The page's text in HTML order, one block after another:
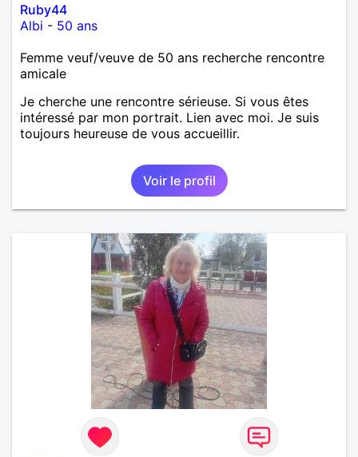
Ruby44
Albi - 50 ans
Femme veuf/veuve de 50 ans recherche rencontre
amicale
Je cherche une rencontre sérieuse. Si vous êtes
intéressé par mon portrait. Lien avec moi. Je suis
toujours heureuse de vous accueillir.
Voir le profil